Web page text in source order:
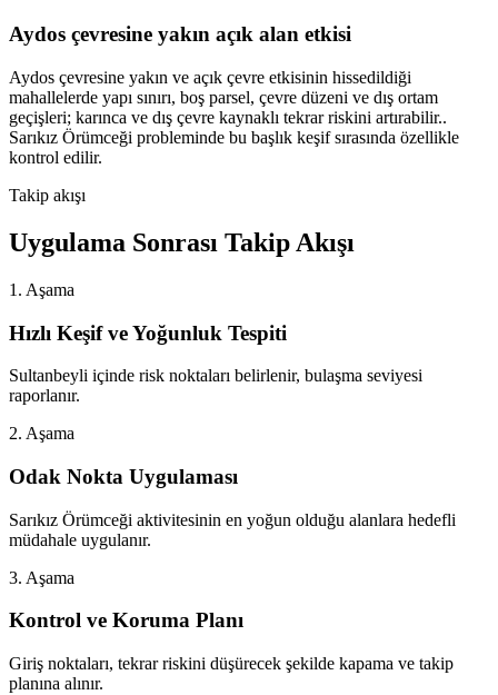
Aydos çevresine yakın açık alan etkisi
Aydos çevresine yakın ve açık çevre etkisinin hissedildiği
mahallelerde yapı sınırı, boş parsel, çevre düzeni ve dış ortam
geçişleri; karınca ve dış çevre kaynaklı tekrar riskini artırabilir..
Sarıkız Örümceği probleminde bu başlık keşif sırasında özellikle
kontrol edilir.
Takip akışı
Uygulama Sonrası Takip Akışı
1. Aşama
Hızlı Keşif ve Yoğunluk Tespiti
Sultanbeyli içinde risk noktaları belirlenir, bulaşma seviyesi
raporlanır.
2. Aşama
Odak Nokta Uygulaması
Sarıkız Örümceği aktivitesinin en yoğun olduğu alanlara hedefli
müdahale uygulanır.
3. Aşama
Kontrol ve Koruma Planı
Giriş noktaları, tekrar riskini düşürecek şekilde kapama ve takip
planına alınır.